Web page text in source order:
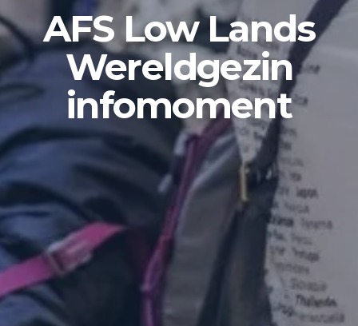
AFS Low Lands
Wereldgezin
infomoment